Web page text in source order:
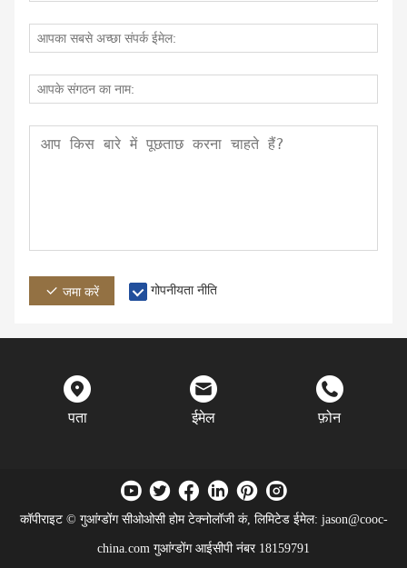
जमा करें गोपनीयता नीति
पता ईमेल फ़ोन
कॉपीराइट © गुआंग्डोंग सीओओसी होम टेक्नोलॉजी कं, लिमिटेड ईमेल: jason@cooc-
china.com गुआंग्डोंग आईसीपी नंबर 18159791